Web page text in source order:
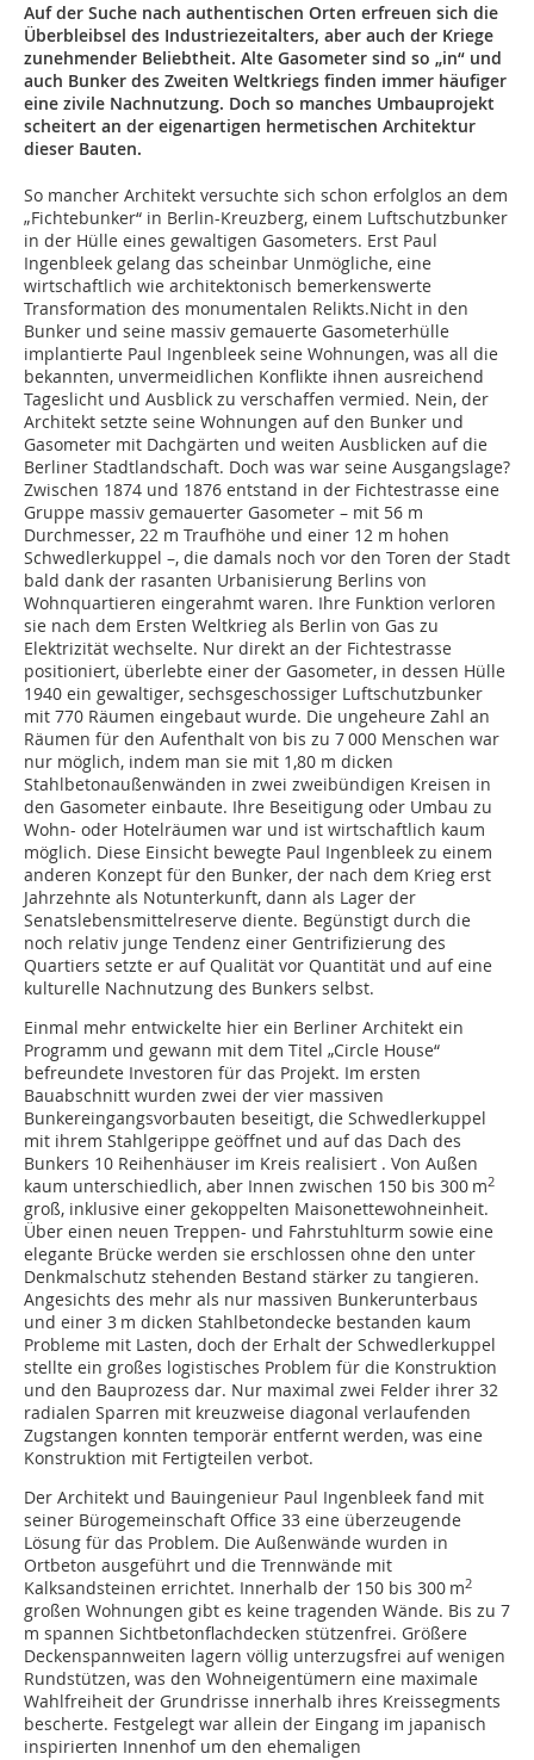
Auf der Suche nach authentischen Orten erfreuen sich die
Überbleibsel des Industriezeitalters, aber auch der Kriege
zunehmender Beliebtheit. Alte Gasometer sind so „in“ und
auch Bunker des Zweiten Weltkriegs finden immer häufiger
eine zivile Nachnutzung. Doch so manches Umbauprojekt
scheitert an der eigenartigen hermetischen Architektur
dieser Bauten.
So mancher Architekt versuchte sich schon erfolglos an dem
„Fichtebunker“ in Berlin-Kreuzberg, einem Luftschutzbunker
in der Hülle eines gewaltigen Gasometers. Erst Paul
Ingenbleek gelang das scheinbar Unmögliche, eine
wirtschaftlich wie architektonisch bemerkenswerte
Transformation des monumentalen Relikts.Nicht in den
Bunker und seine massiv gemauerte Gasometerhülle
implantierte Paul Ingenbleek seine Wohnungen, was all die
bekannten, unvermeidlichen Konflikte ihnen ausreichend
Tageslicht und Ausblick zu verschaffen vermied. Nein, der
Architekt setzte seine Wohnungen auf den Bunker und
Gasometer mit Dachgärten und weiten Ausblicken auf die
Berliner Stadtlandschaft. Doch was war seine Ausgangslage?
Zwischen 1874 und 1876 entstand in der Fichtestrasse eine
Gruppe massiv gemauerter Gasometer – mit 56 m
Durchmesser, 22 m Traufhöhe und einer 12 m hohen
Schwedlerkuppel –, die damals noch vor den Toren der Stadt
bald dank der rasanten Urbanisierung Berlins von
Wohnquartieren eingerahmt waren. Ihre Funktion verloren
sie nach dem Ersten Weltkrieg als Berlin von Gas zu
Elektrizität wechselte. Nur direkt an der Fichtestrasse
positioniert, überlebte einer der Gasometer, in dessen Hülle
1940 ein gewaltiger, sechsgeschossiger Luftschutzbunker
mit 770 Räumen eingebaut wurde. Die ungeheure Zahl an
Räumen für den Aufenthalt von bis zu 7 000 Menschen war
nur möglich, indem man sie mit 1,80 m dicken
Stahlbetonaußenwänden in zwei zweibündigen Kreisen in
den Gasometer einbaute. Ihre Beseitigung oder Umbau zu
Wohn- oder Hotelräumen war und ist wirtschaftlich kaum
möglich. Diese Einsicht bewegte Paul Ingenbleek zu einem
anderen Konzept für den Bunker, der nach dem Krieg erst
Jahrzehnte als Notunterkunft, dann als Lager der
Senatslebensmittelreserve diente. Begünstigt durch die
noch relativ junge Tendenz einer Gentrifizierung des
Quartiers setzte er auf Qualität vor Quantität und auf eine
kulturelle Nachnutzung des Bunkers selbst.
Einmal mehr entwickelte hier ein Berliner Architekt ein
Programm und gewann mit dem Titel „Circle House“
befreundete Investoren für das Projekt. Im ersten
Bauabschnitt wurden zwei der vier massiven
Bunkereingangsvorbauten beseitigt, die Schwedlerkuppel
mit ihrem Stahlgerippe geöffnet und auf das Dach des
Bunkers 10 Reihenhäuser im Kreis realisiert . Von Außen
kaum unterschiedlich, aber Innen zwischen 150 bis 300 m2
groß, inklusive einer gekoppelten Maisonettewohneinheit.
Über einen neuen Treppen- und Fahrstuhlturm sowie eine
elegante Brücke werden sie erschlossen ohne den unter
Denkmalschutz stehenden Bestand stärker zu tangieren.
Angesichts des mehr als nur massiven Bunkerunterbaus
und einer 3 m dicken Stahlbetondecke bestanden kaum
Probleme mit Lasten, doch der Erhalt der Schwedlerkuppel
stellte ein großes logistisches Problem für die Konstruktion
und den Bauprozess dar. Nur maximal zwei Felder ihrer 32
radialen Sparren mit kreuzweise diagonal verlaufenden
Zugstangen konnten temporär entfernt werden, was eine
Konstruktion mit Fertigteilen verbot.
Der Architekt und Bauingenieur Paul Ingenbleek fand mit
seiner Bürogemeinschaft Office 33 eine überzeugende
Lösung für das Problem. Die Außenwände wurden in
Ortbeton ausgeführt und die Trennwände mit
Kalksandsteinen errichtet. Innerhalb der 150 bis 300 m2
großen Wohnungen gibt es keine tragenden Wände. Bis zu 7
m spannen Sichtbetonflachdecken stützenfrei. Größere
Deckenspannweiten lagern völlig unterzugsfrei auf wenigen
Rundstützen, was den Wohneigentümern eine maximale
Wahlfreiheit der Grundrisse innerhalb ihres Kreissegments
bescherte. Festgelegt war allein der Eingang im japanisch
inspirierten Innenhof um den ehemaligen